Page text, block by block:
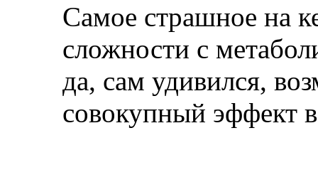
Самое страшное на
сложности с
да, сам удивился,
совокупный эффект